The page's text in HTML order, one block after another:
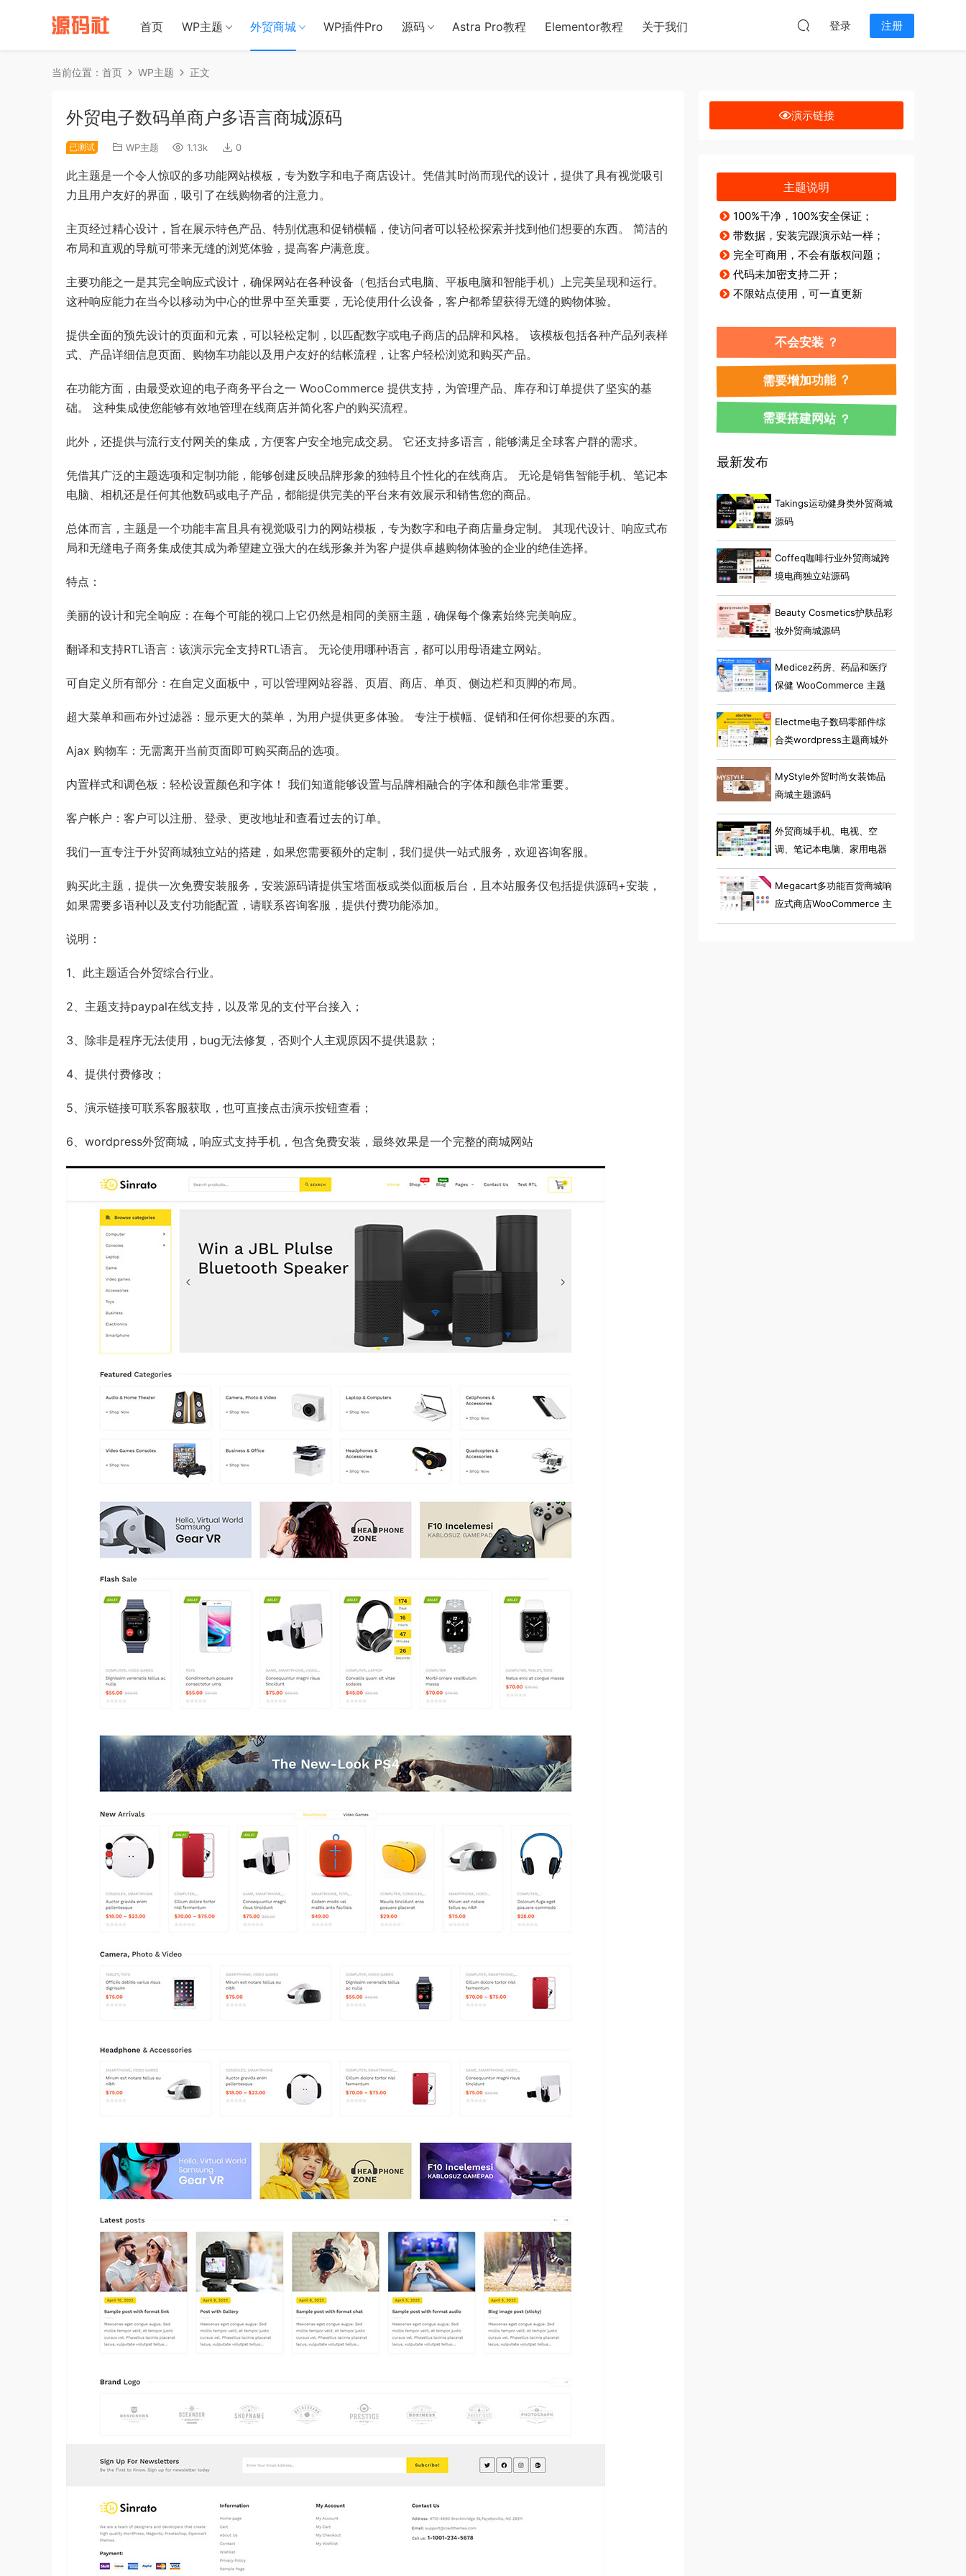
首页 WP主题 外贸商城 WP插件Pro 源码 Astra Pro教程 Elementor教程 关于我们 登录 注册
当前位置： 首页 WP主题 正文
外贸电子数码单商户多语言商城源码
已测试 WP主题 1.13k 0
此主题是一个令人惊叹的多功能网站模板，专为数字和电子商店设计。凭借其时尚而现代的设计，提供了具有视觉吸引
力且用户友好的界面，吸引了在线购物者的注意力。
主页经过精心设计，旨在展示特色产品、特别优惠和促销横幅，使访问者可以轻松探索并找到他们想要的东西。 简洁的
布局和直观的导航可带来无缝的浏览体验，提高客户满意度。
主要功能之一是其完全响应式设计，确保网站在各种设备（包括台式电脑、平板电脑和智能手机）上完美呈现和运行。
这种响应能力在当今以移动为中心的世界中至关重要，无论使用什么设备，客户都希望获得无缝的购物体验。
提供全面的预先设计的页面和元素，可以轻松定制，以匹配数字或电子商店的品牌和风格。 该模板包括各种产品列表样
式、产品详细信息页面、购物车功能以及用户友好的结帐流程，让客户轻松浏览和购买产品。
在功能方面，由最受欢迎的电子商务平台之一 WooCommerce 提供支持，为管理产品、库存和订单提供了坚实的基
础。 这种集成使您能够有效地管理在线商店并简化客户的购买流程。
此外，还提供与流行支付网关的集成，方便客户安全地完成交易。 它还支持多语言，能够满足全球客户群的需求。
凭借其广泛的主题选项和定制功能，能够创建反映品牌形象的独特且个性化的在线商店。 无论是销售智能手机、笔记本
电脑、相机还是任何其他数码或电子产品，都能提供完美的平台来有效展示和销售您的商品。
总体而言，主题是一个功能丰富且具有视觉吸引力的网站模板，专为数字和电子商店量身定制。 其现代设计、响应式布
局和无缝电子商务集成使其成为希望建立强大的在线形象并为客户提供卓越购物体验的企业的绝佳选择。
特点：
美丽的设计和完全响应：在每个可能的视口上它仍然是相同的美丽主题，确保每个像素始终完美响应。
翻译和支持RTL语言：该演示完全支持RTL语言。 无论使用哪种语言，都可以用母语建立网站。
可自定义所有部分：在自定义面板中，可以管理网站容器、页眉、商店、单页、侧边栏和页脚的布局。
超大菜单和画布外过滤器：显示更大的菜单，为用户提供更多体验。 专注于横幅、促销和任何你想要的东西。
Ajax 购物车：无需离开当前页面即可购买商品的选项。
内置样式和调色板：轻松设置颜色和字体！ 我们知道能够设置与品牌相融合的字体和颜色非常重要。
客户帐户：客户可以注册、登录、更改地址和查看过去的订单。
我们一直专注于外贸商城独立站的搭建，如果您需要额外的定制，我们提供一站式服务，欢迎咨询客服。
购买此主题，提供一次免费安装服务，安装源码请提供宝塔面板或类似面板后台，且本站服务仅包括提供源码+安装，
如果需要多语种以及支付功能配置，请联系咨询客服，提供付费功能添加。
说明：
1、此主题适合外贸综合行业。
2、主题支持paypal在线支持，以及常见的支付平台接入；
3、除非是程序无法使用，bug无法修复，否则个人主观原因不提供退款；
4、提供付费修改；
5、演示链接可联系客服获取，也可直接点击演示按钮查看；
6、wordpress外贸商城，响应式支持手机，包含免费安装，最终效果是一个完整的商城网站
演示链接
主题说明
100%干净，100%安全保证；
带数据，安装完跟演示站一样；
完全可商用，不会有版权问题；
代码未加密支持二开；
不限站点使用，可一直更新
不会安装 ？
需要增加功能 ？
需要搭建网站 ？
最新发布
Takings运动健身类外贸商城
源码
Coffeq咖啡行业外贸商城跨
境电商独立站源码
Beauty Cosmetics护肤品彩
妆外贸商城源码
Medicez药房、药品和医疗
保健 WooCommerce 主题
Electme电子数码零部件综
合类wordpress主题商城外
贸跨境电商源码
MyStyle外贸时尚女装饰品
商城主题源码
外贸商城手机、电视、空
调、笔记本电脑、家用电器
小工具电子商店 Elementor
WooCommerce 主题
Megacart多功能百货商城响
应式商店WooCommerce 主
题